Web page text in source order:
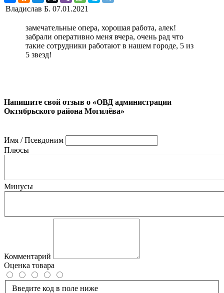
Владислав Б. 07.01.2021
замечательные опера, хорошая работа, алек!
забрали оперативно меня вчера, очень рад что
такие сотрудники работают в нашем городе, 5 из
5 звезд!
Напишите свой отзыв о «ОВД администрации
Октябрьского района Могилёва»
Имя / Псевдоним
Плюсы
Минусы
Комментарий
Оценка товара
Введите код в поле ниже